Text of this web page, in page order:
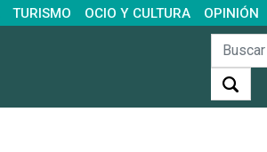
TURISMO OCIO Y CULTURA OPINIÓN